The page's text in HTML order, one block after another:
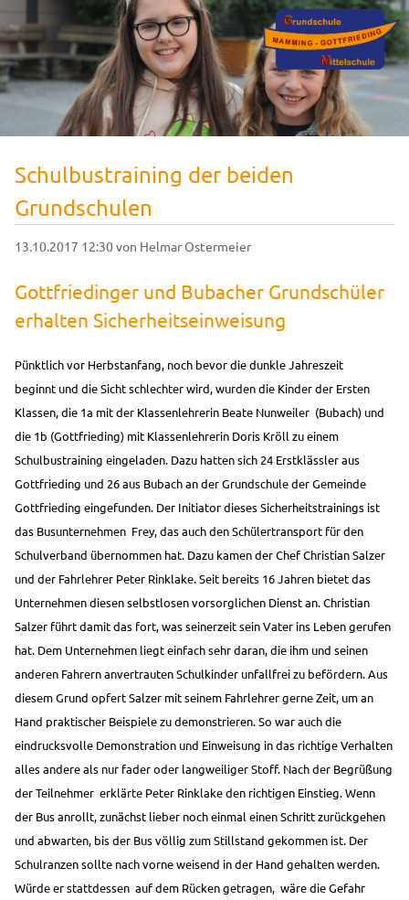
Schulbustraining der beiden
Grundschulen
13.10.2017 12:30von Helmar Ostermeier
Gottfriedinger und Bubacher Grundschüler
erhalten Sicherheitseinweisung
Pünktlich vor Herbstanfang, noch bevor die dunkle Jahreszeit
beginnt und die Sicht schlechter wird, wurden die Kinder der Ersten
Klassen, die 1a mit der Klassenlehrerin Beate Nunweiler (Bubach) und
die 1b (Gottfrieding) mit Klassenlehrerin Doris Kröll zu einem
Schulbustraining eingeladen. Dazu hatten sich 24 Erstklässler aus
Gottfrieding und 26 aus Bubach an der Grundschule der Gemeinde
Gottfrieding eingefunden. Der Initiator dieses Sicherheitstrainings ist
das Busunternehmen Frey, das auch den Schülertransport für den
Schulverband übernommen hat. Dazu kamen der Chef Christian Salzer
und der Fahrlehrer Peter Rinklake. Seit bereits 16 Jahren bietet das
Unternehmen diesen selbstlosen vorsorglichen Dienst an. Christian
Salzer führt damit das fort, was seinerzeit sein Vater ins Leben gerufen
hat. Dem Unternehmen liegt einfach sehr daran, die ihm und seinen
anderen Fahrern anvertrauten Schulkinder unfallfrei zu befördern. Aus
diesem Grund opfert Salzer mit seinem Fahrlehrer gerne Zeit, um an
Hand praktischer Beispiele zu demonstrieren. So war auch die
eindrucksvolle Demonstration und Einweisung in das richtige Verhalten
alles andere als nur fader oder langweiliger Stoff. Nach der Begrüßung
der Teilnehmer erklärte Peter Rinklake den richtigen Einstieg. Wenn
der Bus anrollt, zunächst lieber noch einmal einen Schritt zurückgehen
und abwarten, bis der Bus völlig zum Stillstand gekommen ist. Der
Schulranzen sollte nach vorne weisend in der Hand gehalten werden.
Würde er stattdessen auf dem Rücken getragen, wäre die Gefahr